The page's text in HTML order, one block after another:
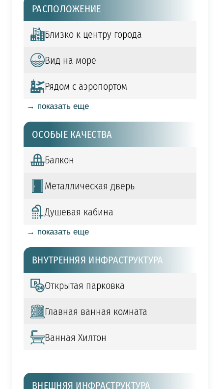
РАСПОЛОЖЕНИЕ
Близко к центру города
Вид на море
Рядом с аэропортом
→ показать еще
ОСОБЫЕ КАЧЕСТВА
Балкон
Металлическая дверь
Душевая кабина
→ показать еще
ВНУТРЕННЯЯ ИНФРАСТРУКТУРА
Открытая парковка
Главная ванная комната
Ванная Хилтон
ВНЕШНЯЯ ИНФРАСТРУКТУРА